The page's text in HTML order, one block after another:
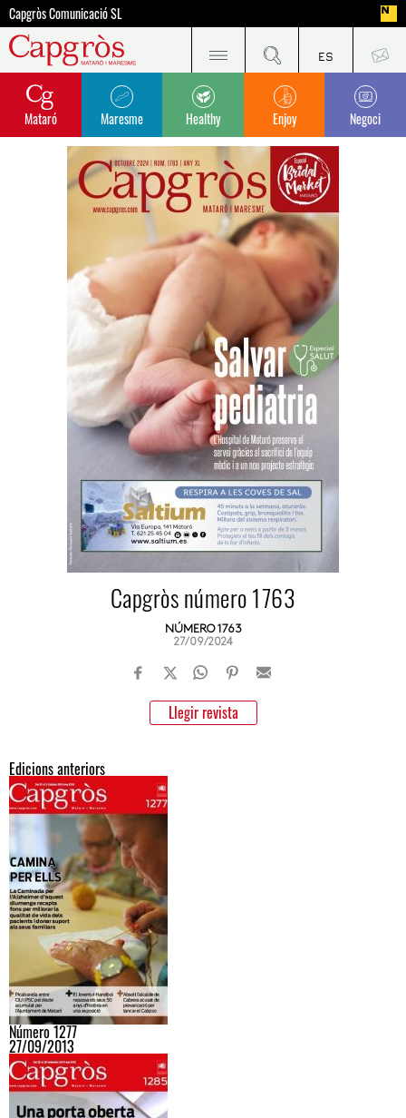
Capgròs Comunicació SL
Mataró Maresme Healthy Enjoy Negoci
Capgròs número 1763
NÚMERO 1763
27/09/2024
Llegir revista
Edicions anteriors
Número 1277
27/09/2013